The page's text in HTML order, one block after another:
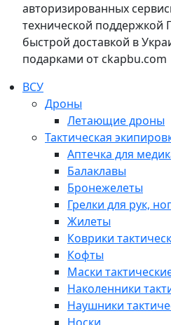
авторизированных
технической поддержкой
быстрой доставкой в
подарками от ckapbu.com
ВСУ
Дроны
Летающие дроны
Тактическая
Аптечка для
Балаклавы
Бронежелеты
Грелки для рук,
Жилеты
Коврики
Кофты
Маски
Наколенники
Наушники